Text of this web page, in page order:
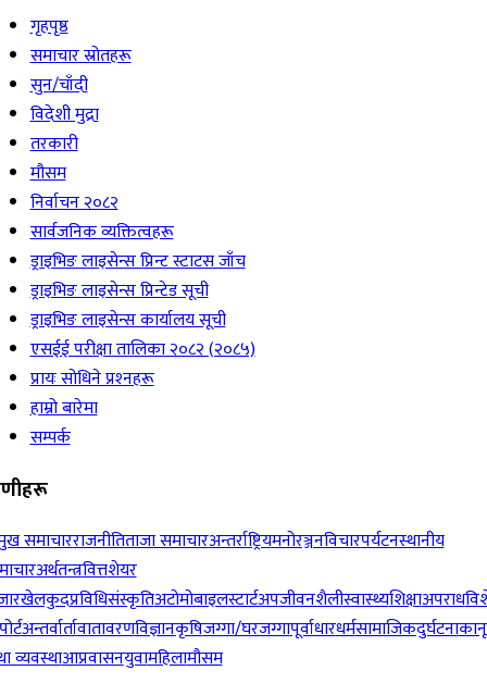
गृहपृष्ठ
समाचार स्रोतहरू
सुन/चाँदी
विदेशी मुद्रा
तरकारी
मौसम
निर्वाचन २०८२
सार्वजनिक व्यक्तित्वहरू
ड्राइभिङ लाइसेन्स प्रिन्ट स्टाटस जाँच
ड्राइभिङ लाइसेन्स प्रिन्टेड सूची
ड्राइभिङ लाइसेन्स कार्यालय सूची
एसईई परीक्षा तालिका २०८२ (२०८५)
प्रायः सोधिने प्रश्‍नहरू
हाम्रो बारेमा
सम्पर्क
समाचारराजनीतिताजा समाचारअन्तर्राष्ट्रियमनोरञ्जनविचारपर्यटनस्थानीय
अर्थतन्त्रवित्तशेयर
खेलकुदप्रविधिसंस्कृतिअटोमोबाइलस्टार्टअपजीवनशैलीस्वास्थ्यशिक्षाअपराध
अन्तर्वार्तावातावरणविज्ञानकृषिजग्गा/घरजग्गापूर्वाधारधर्मसामाजिकदुर्घटना
व्यवस्थाआप्रवासनयुवामहिलामौसम